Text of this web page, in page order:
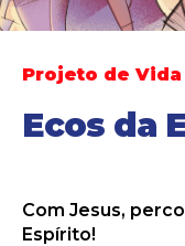
Projeto de Vida
Ecos da
Com Jesus,
Espírito!